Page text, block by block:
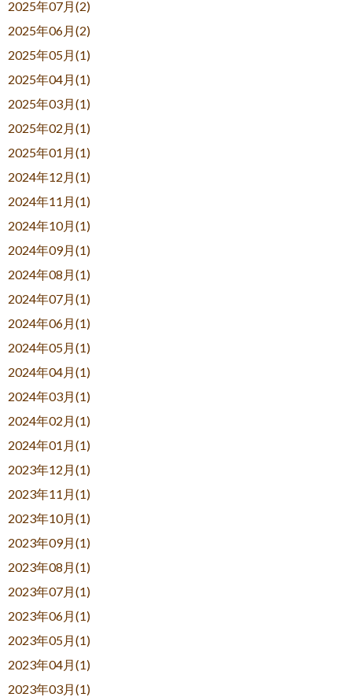
2025年07月(2)
2025年06月(2)
2025年05月(1)
2025年04月(1)
2025年03月(1)
2025年02月(1)
2025年01月(1)
2024年12月(1)
2024年11月(1)
2024年10月(1)
2024年09月(1)
2024年08月(1)
2024年07月(1)
2024年06月(1)
2024年05月(1)
2024年04月(1)
2024年03月(1)
2024年02月(1)
2024年01月(1)
2023年12月(1)
2023年11月(1)
2023年10月(1)
2023年09月(1)
2023年08月(1)
2023年07月(1)
2023年06月(1)
2023年05月(1)
2023年04月(1)
2023年03月(1)